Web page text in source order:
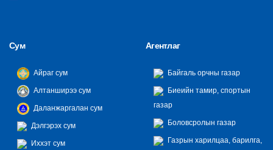
Сум
Айраг сум
Алтанширээ сум
Даланжаргалан сум
Дэлгэрэх сум
Иххэт сум
Агентлаг
Байгаль орчны газар
Биеийн тамир, спортын
газар
Боловсролын газар
Газрын харилцаа, барилга,